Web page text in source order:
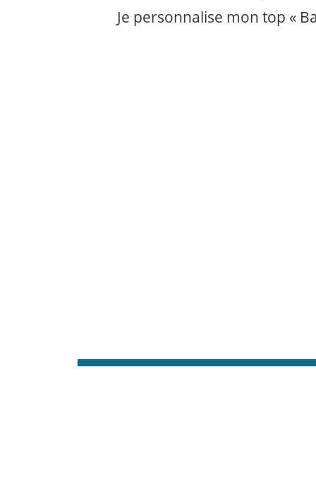
Je personnalise mon top «